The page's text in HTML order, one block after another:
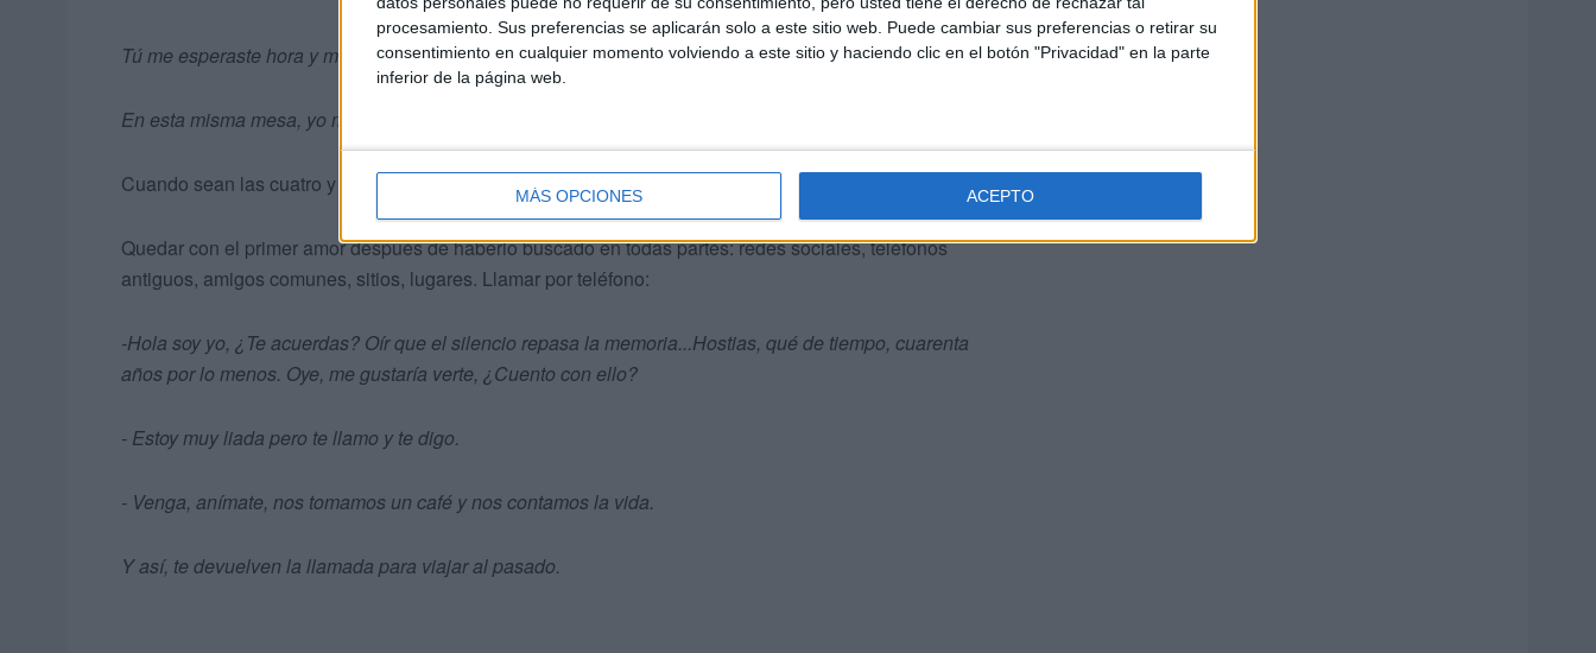
procesamiento. Sus preferencias se aplicarán solo a este sitio web. Puede cambiar sus preferencias o retirar su
consentimiento en cualquier momento volviendo a este sitio y haciendo clic en el botón "Privacidad" en la parte
inferior de la página web.
MÁS OPCIONES ACEPTO
Tú me esperaste hora y media
En esta misma mesa, yo me retrasé
Cuando sean las cuatro y diez tendremos que darnos prisa para no llegar tarde.
Quedar con el primer amor después de haberlo buscado en todas partes: redes sociales, teléfonos
antiguos, amigos comunes, sitios, lugares. Llamar por teléfono:
-Hola soy yo, ¿Te acuerdas? Oír que el silencio repasa la memoria...Hostias, qué de tiempo, cuarenta
años por lo menos. Oye, me gustaría verte, ¿Cuento con ello?
- Estoy muy liada pero te llamo y te digo.
- Venga, anímate, nos tomamos un café y nos contamos la vida.
Y así, te devuelven la llamada para viajar al pasado.